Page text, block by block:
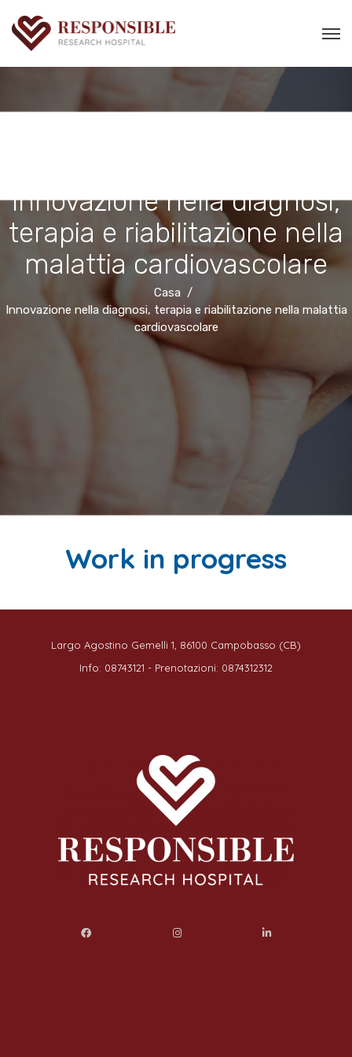
Innovazione nella diagnosi,
terapia e riabilitazione nella
malattia cardiovascolare
Casa
Innovazione nella diagnosi, terapia e riabilitazione nella malattia
cardiovascolare
Work in progress
Largo Agostino Gemelli 1, 86100 Campobasso (CB)
Info: 08743121 - Prenotazioni: 0874312312